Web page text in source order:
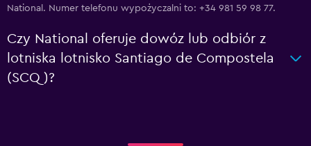
National. Numer telefonu wypożyczalni to: +34 981 59 98 77.
Czy National oferuje dowóz lub odbiór z
lotniska lotnisko Santiago de Compostela
(SCQ)?